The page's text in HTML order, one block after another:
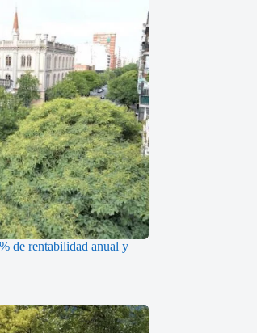
de rentabilidad anual y